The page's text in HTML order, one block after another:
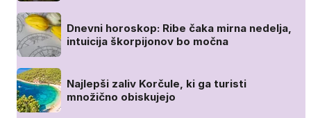
Dnevni horoskop: Ribe čaka mirna nedelja,
intuicija škorpijonov bo močna
Najlepši zaliv Korčule, ki ga turisti
množično obiskujejo